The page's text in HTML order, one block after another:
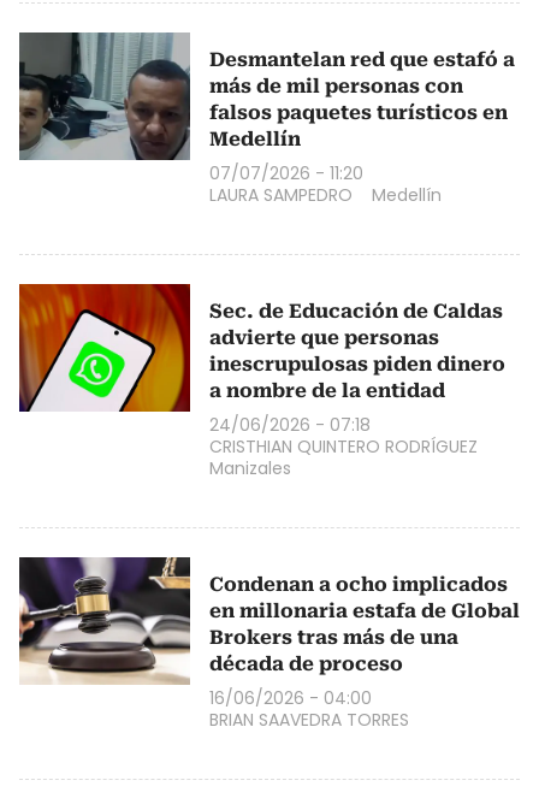
Desmantelan red que estafó a
más de mil personas con
falsos paquetes turísticos en
Medellín
07/07/2026 - 11:20
LAURA SAMPEDRO
Medellín
Sec. de Educación de Caldas
advierte que personas
inescrupulosas piden dinero
a nombre de la entidad
24/06/2026 - 07:18
CRISTHIAN QUINTERO RODRÍGUEZ
Manizales
Condenan a ocho implicados
en millonaria estafa de Global
Brokers tras más de una
década de proceso
16/06/2026 - 04:00
BRIAN SAAVEDRA TORRES